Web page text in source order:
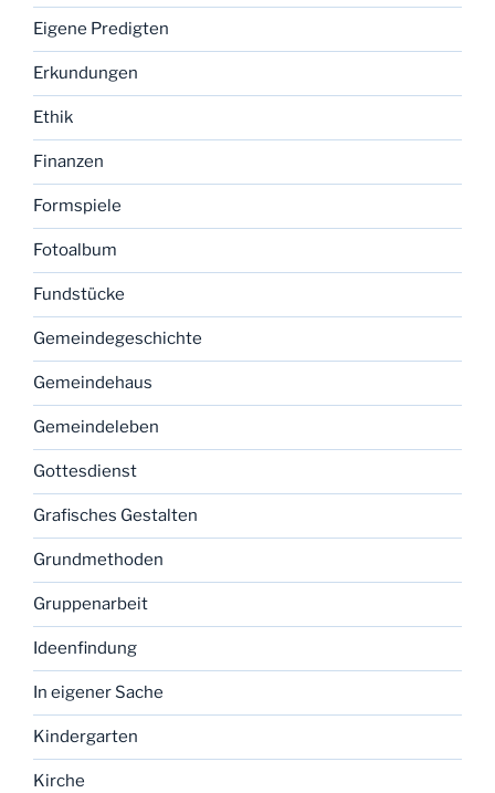
Eigene Predigten
Erkundungen
Ethik
Finanzen
Formspiele
Fotoalbum
Fundstücke
Gemeindegeschichte
Gemeindehaus
Gemeindeleben
Gottesdienst
Grafisches Gestalten
Grundmethoden
Gruppenarbeit
Ideenfindung
In eigener Sache
Kindergarten
Kirche